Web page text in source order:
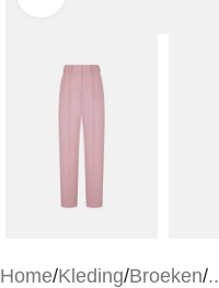
Home/Kleding/Broeken/..